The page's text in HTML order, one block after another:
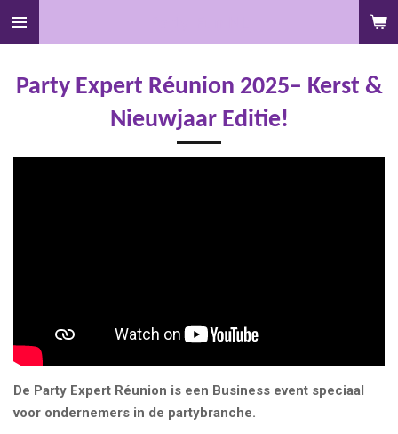
Ga
direct
de
Party Expert Réunion 2025– Kerst &
Nieuwjaar Editie!
De Party Expert Réunion is een Business event speciaal
voor ondernemers in de partybranche.